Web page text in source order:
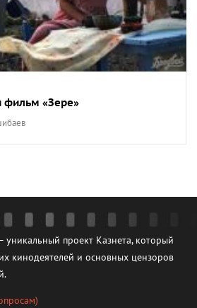
фильм «Зере»
уникальный проект Казнета, который
кинодеятелей и основных цензоров